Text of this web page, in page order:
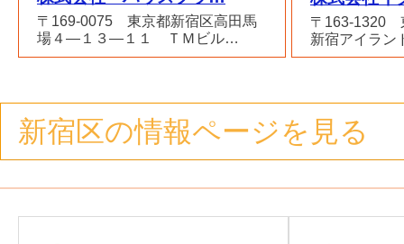
〒169-0075 東京都新宿区高田馬
場４―１３―１１ ＴＭビル…
〒163-1320
新宿アイラ
新宿区の情報ページを見る